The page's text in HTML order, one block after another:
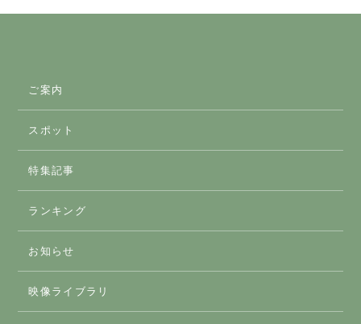
ご案内
スマートICのご案内
スポット
おすすめスポット
アクティビティ
体験
グルメ
特集記事
ランキング
お知らせ
映像ライブラリ